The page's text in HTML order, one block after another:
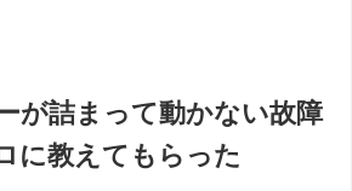
が詰まって動かない故障
に教えてもらった